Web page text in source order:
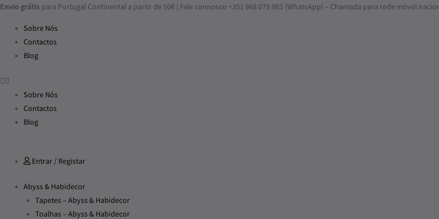
Skip
content
Envio grátispara Portugal Continental a partir de 50€ | Fale connosco +351 968 079 985 (WhatsApp) – Chamada para rede móvel
Sobre Nós
Contactos
Blog
Sobre Nós
Contactos
Blog
Entrar / Registar
Abyss & Habidecor
Tapetes – Abyss & Habidecor
Toalhas – Abyss & Habidecor